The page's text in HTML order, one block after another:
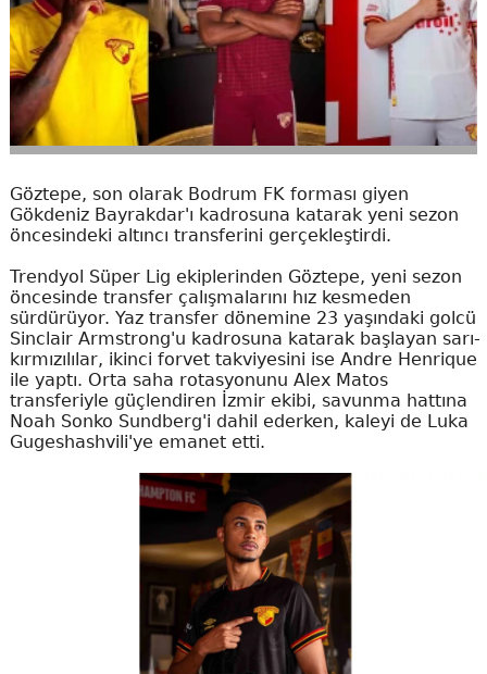
Göztepe, son olarak Bodrum FK forması giyen
Gökdeniz Bayrakdar'ı kadrosuna katarak yeni sezon
öncesindeki altıncı transferini gerçekleştirdi.
Trendyol Süper Lig ekiplerinden Göztepe, yeni sezon
öncesinde transfer çalışmalarını hız kesmeden
sürdürüyor. Yaz transfer dönemine 23 yaşındaki golcü
Sinclair Armstrong'u kadrosuna katarak başlayan sarı-
kırmızılılar, ikinci forvet takviyesini ise Andre Henrique
ile yaptı. Orta saha rotasyonunu Alex Matos
transferiyle güçlendiren İzmir ekibi, savunma hattına
Noah Sonko Sundberg'i dahil ederken, kaleyi de Luka
Gugeshashvili'ye emanet etti.